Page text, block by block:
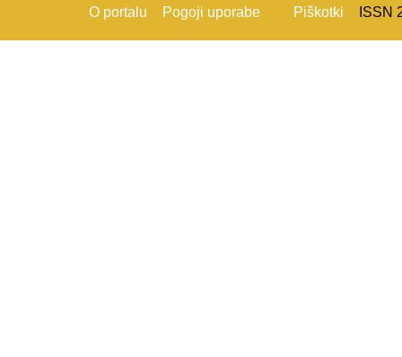
O portalu Pogoji uporabe Piškotki ISSN